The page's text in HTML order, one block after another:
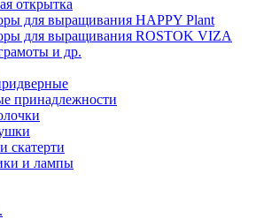
открытка
для выращивания HAPPY Plant
для выращивания ROSTOK VIZA
и др.
принадлежности
скатерти
и лампы